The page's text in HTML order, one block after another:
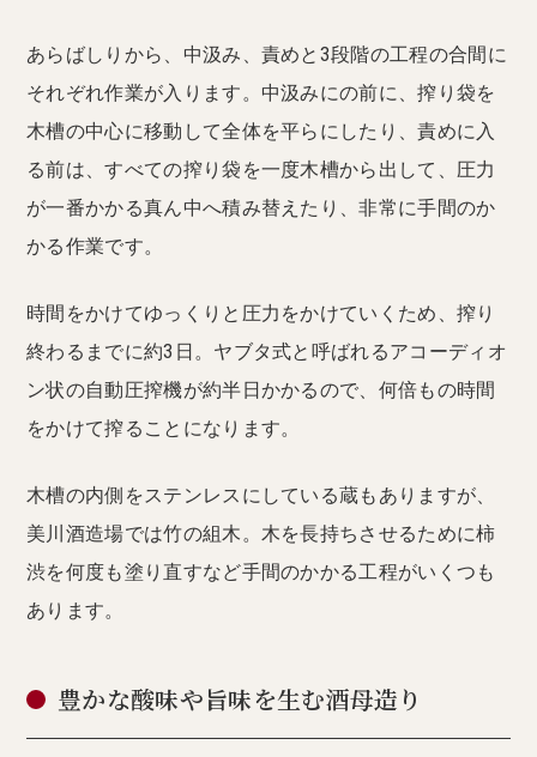
あらばしりから、中汲み、責めと3段階の工程の合間に
それぞれ作業が入ります。中汲みにの前に、搾り袋を
木槽の中心に移動して全体を平らにしたり、責めに入
る前は、すべての搾り袋を一度木槽から出して、圧力
が一番かかる真ん中へ積み替えたり、非常に手間のか
かる作業です。
時間をかけてゆっくりと圧力をかけていくため、搾り
終わるまでに約3日。ヤブタ式と呼ばれるアコーディオ
ン状の自動圧搾機が約半日かかるので、何倍もの時間
をかけて搾ることになります。
木槽の内側をステンレスにしている蔵もありますが、
美川酒造場では竹の組木。木を長持ちさせるために柿
渋を何度も塗り直すなど手間のかかる工程がいくつも
あります。
豊かな酸味や旨味を生む酒母造り